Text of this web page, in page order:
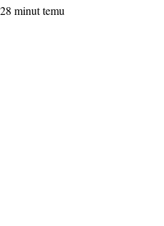
28 minut temu